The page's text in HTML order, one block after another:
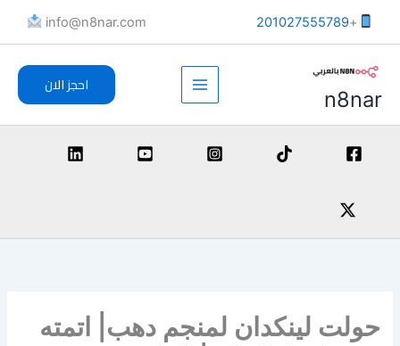
+
201027555789
info@n8nar.com​
n8nar
احجز الان
حولت لينكدان لمنجم دهب| اتمته